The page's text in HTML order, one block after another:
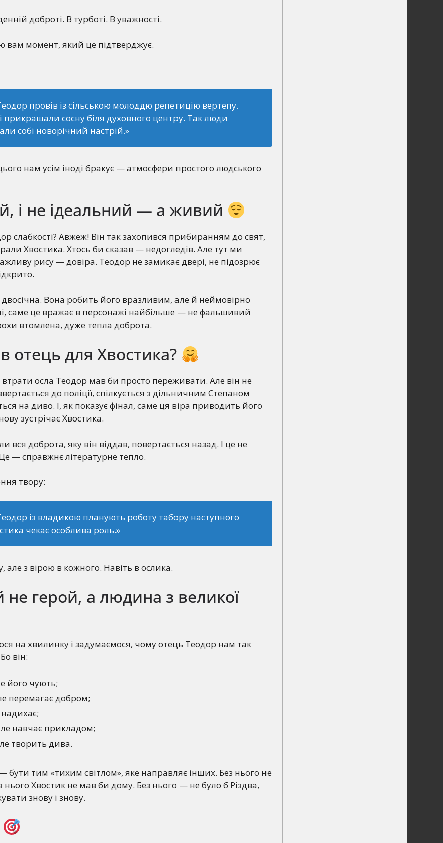
доброті. В турботі. В уважності.
вам момент, який це підтверджує.
провів із сільською молоддю репетицію вертепу.
прикрашали сосну біля духовного центру. Так люди
собі новорічний настрій.»
нам усім іноді бракує — атмосфери простого людського
і не ідеальний — а живий
слабкості? Авжеж! Він так захопився прибиранням до свят,
Хвостика. Хтось би сказав — недогледів. Але тут ми
рису — довіра. Теодор не замикає двері, не підозрює
двосічна. Вона робить його вразливим, але й неймовірно
саме це вражає в персонажі найбільше — не фальшивий
втомлена, дуже тепла доброта.
отець для Хвостика?
втрати осла Теодор мав би просто переживати. Але він не
до поліції, спілкується з дільничним Степаном
на диво. І, як показує фінал, саме ця віра приводить його
зустрічає Хвостика.
вся доброта, яку він віддав, повертається назад. І це не
— справжнє літературне тепло.
твору:
із владикою планують роботу табору наступного
чекає особлива роль.»
але з вірою в кожного. Навіть в ослика.
не герой, а людина з великої
на хвилинку і задумаємося, чому отець Теодор нам так
він:
його чують;
перемагає добром;
навчає прикладом;
творить дива.
бути тим «тихим світлом», яке направляє інших. Без нього не
нього Хвостик не мав би дому. Без нього — не було б Різдва,
знову і знову.